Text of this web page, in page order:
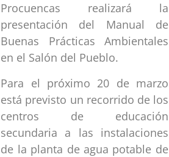
Procuencas realizará la
presentación del Manual de
Buenas Prácticas Ambientales
en el Salón del Pueblo.
Para el próximo 20 de marzo
está previsto un recorrido de los
centros de educación
secundaria a las instalaciones
de la planta de agua potable de